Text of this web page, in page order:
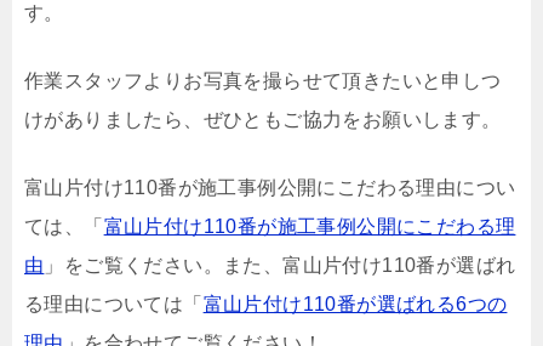
す。
作業スタッフよりお写真を撮らせて頂きたいと申しつ
けがありましたら、ぜひともご協力をお願いします。
富山片付け110番が施工事例公開にこだわる理由につい
ては、「 富山片付け110番が施工事例公開にこだわる理
由 」をご覧ください。また、富山片付け110番が選ばれ
る理由については「 富山片付け110番が選ばれる6つの